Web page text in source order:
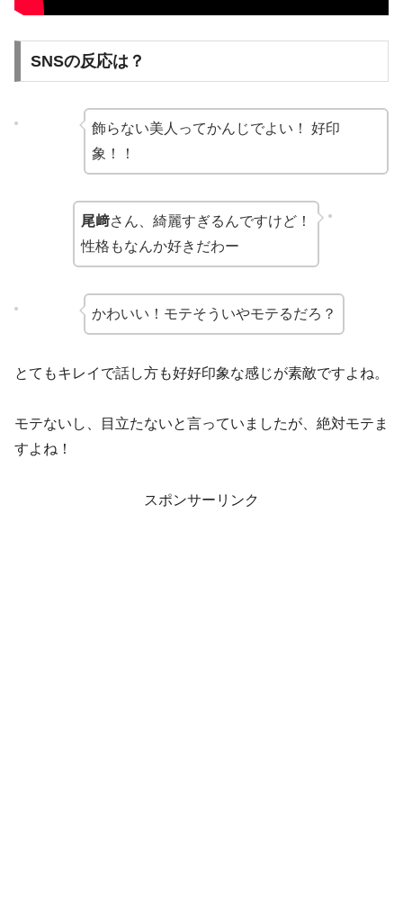
SNSの反応は？
飾らない美人ってかんじでよい！ 好印
象！！
尾﨑さん、綺麗すぎるんですけど！
性格もなんか好きだわー
かわいい！モテそういやモテるだろ？
とてもキレイで話し方も好好印象な感じが素敵ですよね。
モテないし、目立たないと言っていましたが、絶対モテま
すよね！
スポンサーリンク